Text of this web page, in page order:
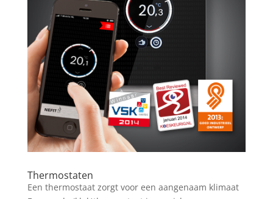
Thermostaten
Een thermostaat zorgt voor een aangenaam klimaat